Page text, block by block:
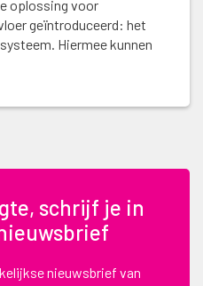
oplossing voor
geïntroduceerd: het
Hiermee kunnen
schrijf je in
nieuwsbrief van